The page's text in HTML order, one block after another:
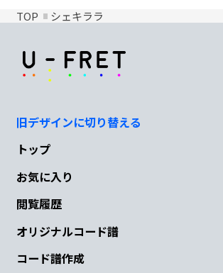
TOP シェキララ
旧デザインに切り替える
トップ
お気に入り
閲覧履歴
オリジナルコード譜
コード譜作成